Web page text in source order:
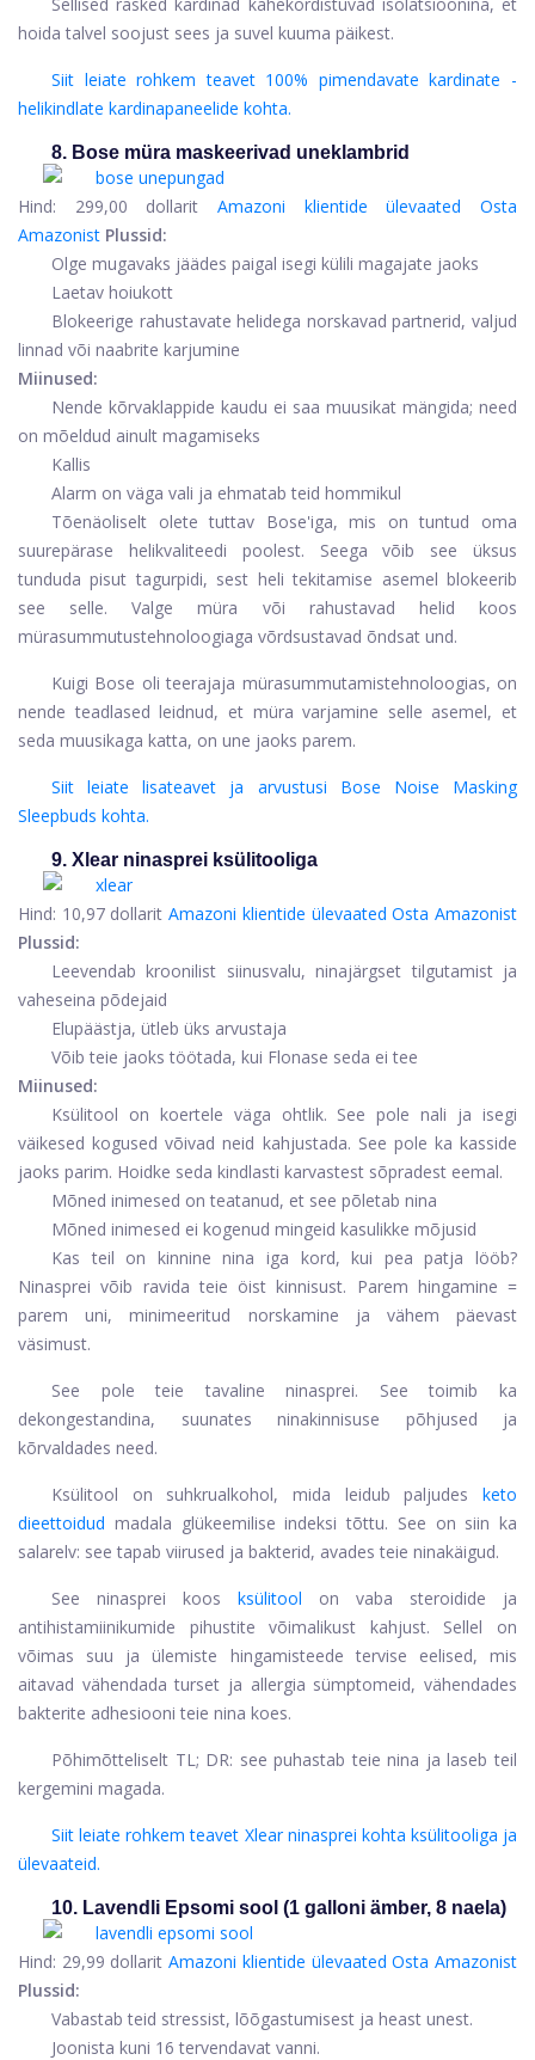
hoida talvel soojust sees ja suvel kuuma päikest.
Siit leiate rohkem teavet 100% pimendavate kardinate -
helikindlate kardinapaneelide kohta.
8. Bose müra maskeerivad uneklambrid
Hind: 299,00 dollarit Amazoni klientide ülevaated
Osta
Amazonist Plussid:
Olge mugavaks jäädes paigal isegi külili magajate jaoks
Laetav hoiukott
Blokeerige rahustavate helidega norskavad partnerid, valjud
linnad või naabrite karjumine
Miinused:
Nende kõrvaklappide kaudu ei saa muusikat mängida; need
on mõeldud ainult magamiseks
Kallis
Alarm on väga vali ja ehmatab teid hommikul
Tõenäoliselt olete tuttav Bose'iga, mis on tuntud oma
suurepärase helikvaliteedi poolest. Seega võib see üksus
tunduda pisut tagurpidi, sest heli tekitamise asemel blokeerib
see selle. Valge müra või rahustavad helid koos
mürasummutustehnoloogiaga võrdsustavad õndsat und.
Kuigi Bose oli teerajaja mürasummutamistehnoloogias, on
nende teadlased leidnud, et müra varjamine selle asemel, et
seda muusikaga katta, on une jaoks parem.
Siit leiate lisateavet ja arvustusi Bose Noise Masking
Sleepbuds kohta.
9. Xlear ninasprei ksülitooliga
Hind: 10,97 dollarit Amazoni klientide ülevaated Osta Amazonist
Plussid:
Leevendab kroonilist siinusvalu, ninajärgset tilgutamist ja
vaheseina põdejaid
Elupäästja, ütleb üks arvustaja
Võib teie jaoks töötada, kui Flonase seda ei tee
Miinused:
Ksülitool on koertele väga ohtlik. See pole nali ja isegi
väikesed kogused võivad neid kahjustada. See pole ka kasside
jaoks parim. Hoidke seda kindlasti karvastest sõpradest eemal.
Mõned inimesed on teatanud, et see põletab nina
Mõned inimesed ei kogenud mingeid kasulikke mõjusid
Kas teil on kinnine nina iga kord, kui pea patja lööb?
Ninasprei võib ravida teie öist kinnisust. Parem hingamine =
parem uni, minimeeritud norskamine ja vähem päevast
väsimust.
See pole teie tavaline ninasprei. See toimib ka
dekongestandina, suunates ninakinnisuse põhjused ja
kõrvaldades need.
Ksülitool on suhkrualkohol, mida leidub paljudes keto
dieettoidud madala glükeemilise indeksi tõttu. See on siin ka
salarelv: see tapab viirused ja bakterid, avades teie ninakäigud.
See ninasprei koos ksülitool
on vaba steroidide ja
antihistamiinikumide pihustite võimalikust kahjust. Sellel on
võimas suu ja ülemiste hingamisteede tervise eelised, mis
aitavad vähendada turset ja allergia sümptomeid, vähendades
bakterite adhesiooni teie nina koes.
Põhimõtteliselt TL; DR: see puhastab teie nina ja laseb teil
kergemini magada.
Siit leiate rohkem teavet Xlear ninasprei kohta ksülitooliga ja
ülevaateid.
10. Lavendli Epsomi sool (1 galloni ämber, 8 naela)
Hind: 29,99 dollarit Amazoni klientide ülevaated Osta Amazonist
Plussid:
Vabastab teid stressist, lõõgastumisest ja heast unest.
Joonista kuni 16 tervendavat vanni.